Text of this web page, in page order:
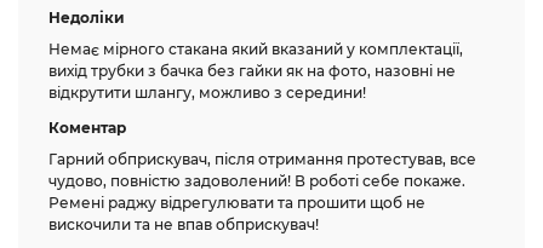
Недоліки
Немає мірного стакана який вказаний у комплектації,
вихід трубки з бачка без гайки як на фото, назовні не
відкрутити шлангу, можливо з середини!
Коментар
Гарний обприскувач, після отримання протестував, все
чудово, повністю задоволений! В роботі себе покаже.
Ремені раджу відрегулювати та прошити щоб не
вискочили та не впав обприскувач!